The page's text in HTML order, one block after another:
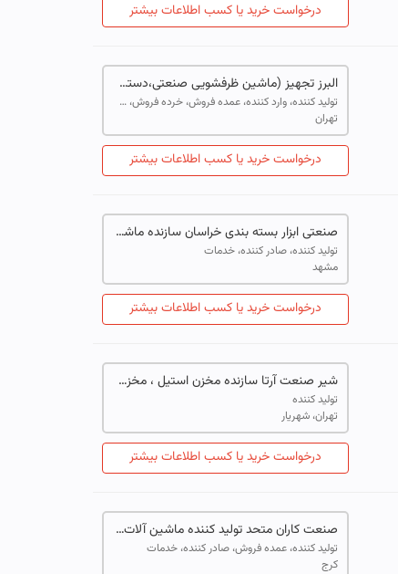
درخواست خرید یا کسب اطلاعات بیشتر
البرز تجهیز (ماشین ظرفشویی صنعتی،دستگاه مرغ سوخاری،دستگاه پخت ترکیبی،سرخ کن صنعتی،فر صنعتی) تجهیزات آشپزخانه صنعتی
تولید کننده، وارد کننده، عمده فروش، خرده فروش، خدمات
تهران
درخواست خرید یا کسب اطلاعات بیشتر
صنعتی ابزار بسته بندی خراسان سازنده ماشین آلات صنایع غذایی
تولید کننده، صادر کننده، خدمات
مشهد
درخواست خرید یا کسب اطلاعات بیشتر
شیر صنعت آرتا سازنده مخزن استیل ، مخزن پروسس تانک ، میکسر هموژنایزر تحت خلاء و مخازن ذخیره آب
تولید کننده
تهران، شهریار
درخواست خرید یا کسب اطلاعات بیشتر
صنعت کاران متحد تولید کننده ماشین آلات بسته بندی
تولید کننده، عمده فروش، صادر کننده، خدمات
کرج